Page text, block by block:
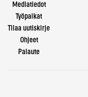
Mediatiedot
Työpaikat
Tilaa uutiskirje
Ohjeet
Palaute